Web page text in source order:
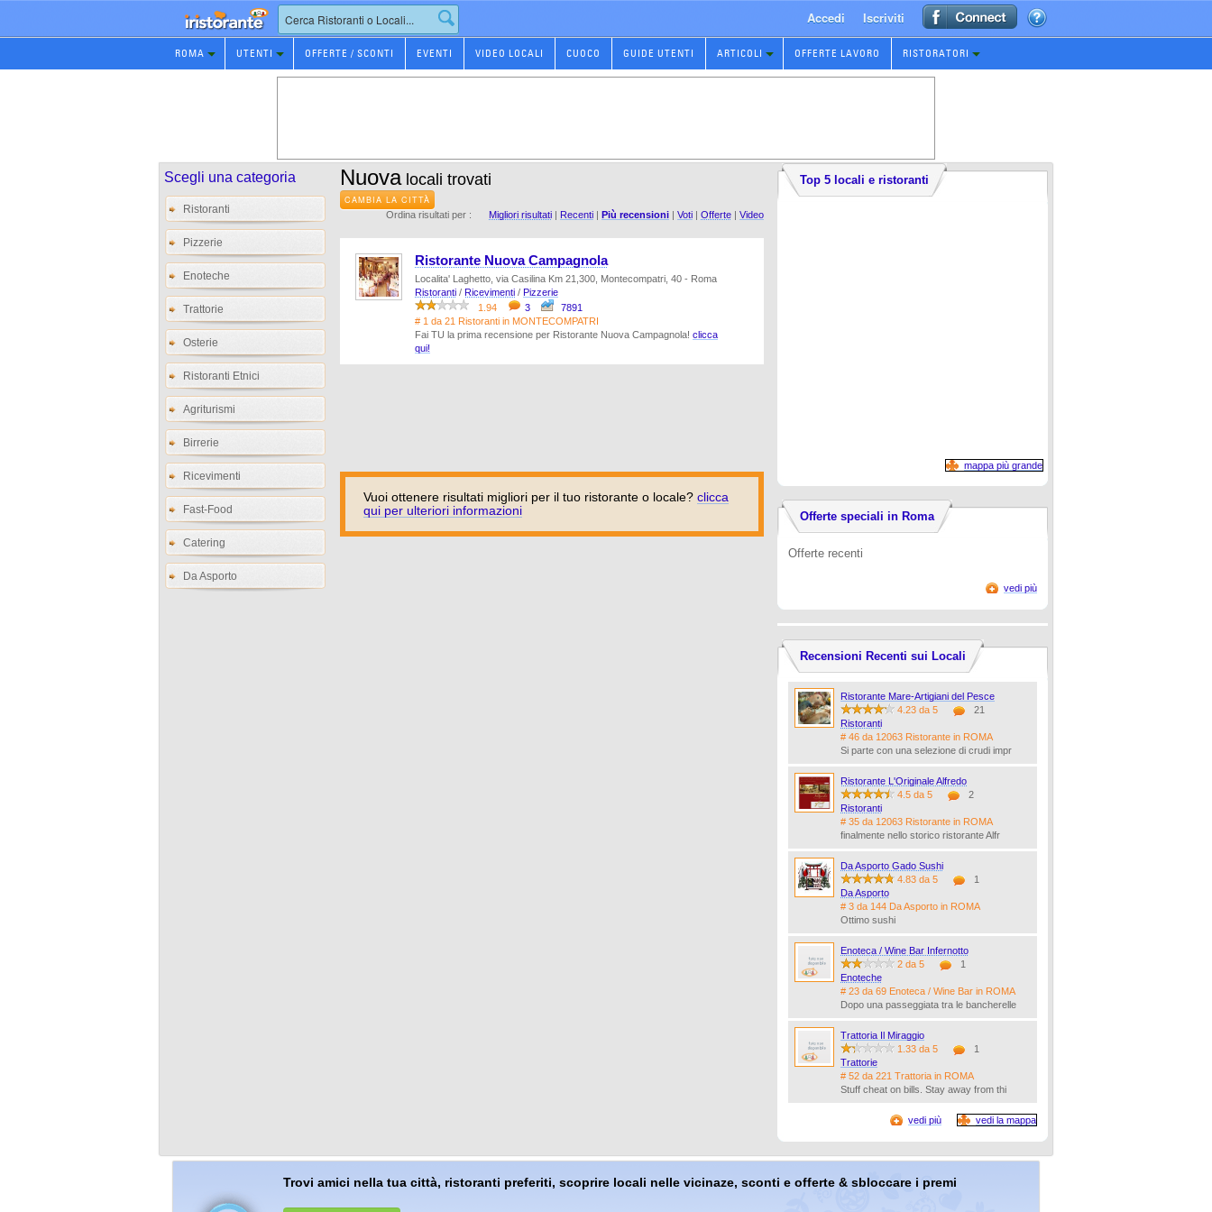
Prenotazione
Ristorante
Accedi Iscriviti
ROMA UTENTI OFFERTE / SCONTI EVENTI VIDEO LOCALI CUOCO GUIDE UTENTI ARTICOLI OFFERTE LAVORO RISTORATORI
Scegli una categoria
Ristoranti
Pizzerie
Enoteche
Trattorie
Osterie
Ristoranti Etnici
Agriturismi
Birrerie
Ricevimenti
Fast-Food
Catering
Da Asporto
Nuovalocali trovati
CAMBIA LA CITTÀ
Ordina risultati per : Migliori risultati | Recenti | Più recensioni | Voti | Offerte | Video
Ristorante Nuova Campagnola
Localita' Laghetto, via Casilina Km 21,300, Montecompatri, 40 - Roma
Ristoranti / Ricevimenti / Pizzerie
1.94
3
7891
# 1 da 21 Ristoranti in MONTECOMPATRI
Fai TU la prima recensione per Ristorante Nuova Campagnola! clicca
qui!
Vuoi ottenere risultati migliori per il tuo ristorante o locale? clicca
qui per ulteriori informazioni
Top 5 locali e ristoranti
mappa più grande
Offerte speciali in Roma
Offerte recenti
vedi più
Recensioni Recenti sui Locali
Ristorante Mare-Artigiani del Pesce
4.23 da 5
21
Ristoranti
# 46 da 12063 Ristorante in ROMA
Si parte con una selezione di crudi impr
Ristorante L'Originale Alfredo
4.5 da 5
2
Ristoranti
# 35 da 12063 Ristorante in ROMA
finalmente nello storico ristorante Alfr
Da Asporto Gado Sushi
4.83 da 5
1
Da Asporto
# 3 da 144 Da Asporto in ROMA
Ottimo sushi
Enoteca / Wine Bar Infernotto
2 da 5
1
Enoteche
# 23 da 69 Enoteca / Wine Bar in ROMA
Dopo una passeggiata tra le bancherelle
Trattoria Il Miraggio
1.33 da 5
1
Trattorie
# 52 da 221 Trattoria in ROMA
Stuff cheat on bills. Stay away from thi
vedi più vedi la mappa
Trovi amici nella tua città, ristoranti preferiti, scoprire locali nelle vicinaze, sconti e offerte & sbloccare i premi